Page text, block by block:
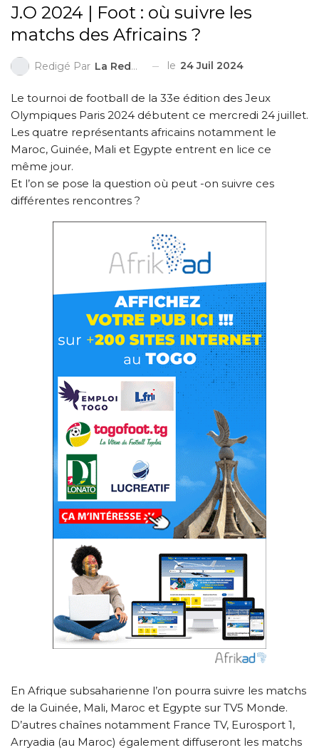
J.O 2024 | Foot : où suivre les
matchs des Africains ?
Redigé Par La Redaction le 24 Juil 2024
Le tournoi de football de la 33e édition des Jeux
Olympiques Paris 2024 débutent ce mercredi 24 juillet.
Les quatre représentants africains notamment le
Maroc, Guinée, Mali et Egypte entrent en lice ce
même jour.
Et l’on se pose la question où peut -on suivre ces
différentes rencontres ?
En Afrique subsaharienne l’on pourra suivre les matchs
de la Guinée, Mali, Maroc et Egypte sur TV5 Monde.
D’autres chaînes notamment France TV, Eurosport 1,
Arryadia (au Maroc) également diffuseront les matchs